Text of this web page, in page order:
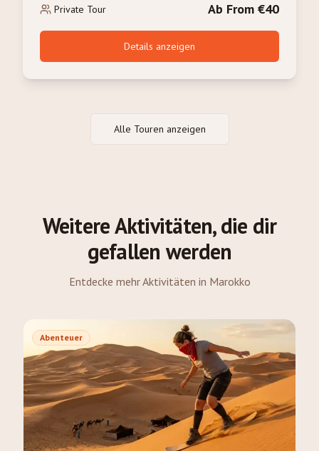
Private Tour Ab From €40
Details anzeigen
Alle Touren anzeigen
Weitere Aktivitäten, die dir
gefallen werden
Entdecke mehr Aktivitäten in Marokko
Abenteuer